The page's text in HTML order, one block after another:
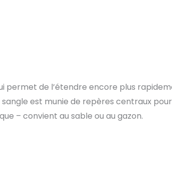
permet de l’étendre encore plus
est munie de repères centraux
– convient au sable ou au gazon.